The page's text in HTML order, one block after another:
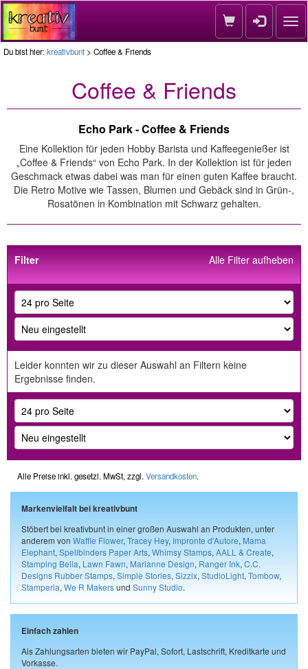
Du bist hier:kreativbunt > Coffee & Friends
Coffee & Friends
Echo Park - Coffee & Friends
Eine Kollektion für jeden Hobby Barista und Kaffeegenießer ist
„Coffee & Friends“ von Echo Park. In der Kollektion ist für jeden
Geschmack etwas dabei was man für einen guten Kaffee braucht.
Die Retro Motive wie Tassen, Blumen und Gebäck sind in Grün-,
Rosatönen in Kombination mit Schwarz gehalten.
Alle Filter aufheben
Filter
Leider konnten wir zu dieser Auswahl an Filtern keine
Ergebnisse finden.
Alle Preise inkl. gesetzl. MwSt, zzgl. Versandkosten.
Markenvielfalt bei kreativbunt
Stöbert bei kreativbunt in einer großen Auswahl an Produkten, unter
anderem von Waffle Flower, Tracey Hey, Impronte d'Autore, Mama
Elephant, Spellbinders Paper Arts, Whimsy Stamps, AALL & Create,
Stamping Bella, Lawn Fawn, Marianne Design, Ranger Ink, C.C.
Designs Rubber Stamps, Simple Stories, Sizzix, StudioLight, Tombow,
Stamperia, We R Makersund Sunny Studio.
Einfach zahlen
Als Zahlungsarten bieten wir PayPal, Sofort, Lastschrift, Kreditkarte und
Vorkasse.